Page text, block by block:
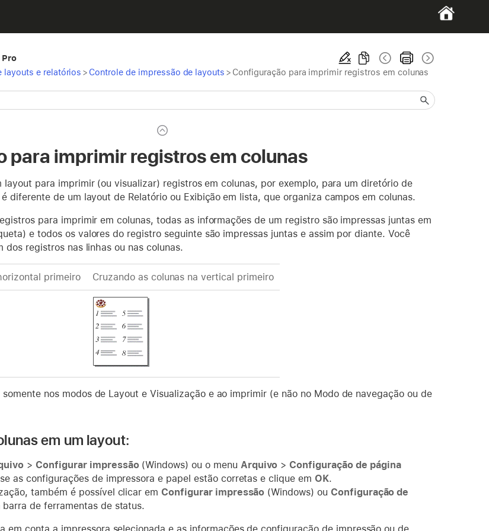
Pro
layouts e relatórios > Controle de impressão de layouts > Configuração para imprimir registros em colunas
para imprimir registros em colunas
layout para imprimir (ou visualizar) registros em colunas, por exemplo, para um diretório de
diferente de um layout de Relatório ou Exibição em lista, que organiza campos em colunas.
para imprimir em colunas, todas as informações de um registro são impressas juntas em
e todos os valores do registro seguinte são impressas juntas e assim por diante. Você
dos registros nas linhas ou nas colunas.
primeiro Cruzando as colunas na vertical primeiro
nos modos de Layout e Visualização e ao imprimir (e não no Modo de navegação ou de
em um layout:
> Configurar impressão(Windows) ou o menu Arquivo > Configuração de página
as configurações de impressora e papel estão corretas e clique em OK.
também é possível clicar em Configurar impressão (Windows) ou Configuração de
de ferramentas de status.